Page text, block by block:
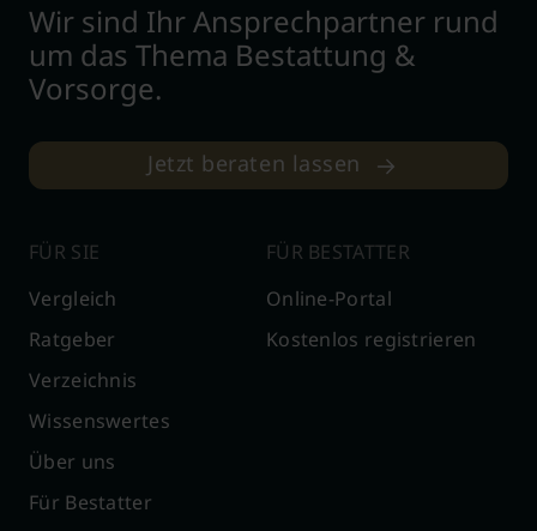
Wir sind Ihr Ansprechpartner rund
um das Thema Bestattung &
Vorsorge.
Jetzt beraten lassen
FÜR SIE
Vergleich
Ratgeber
Verzeichnis
Wissenswertes
Über uns
Für Bestatter
FÜR BESTATTER
Online-Portal
Kostenlos registrieren